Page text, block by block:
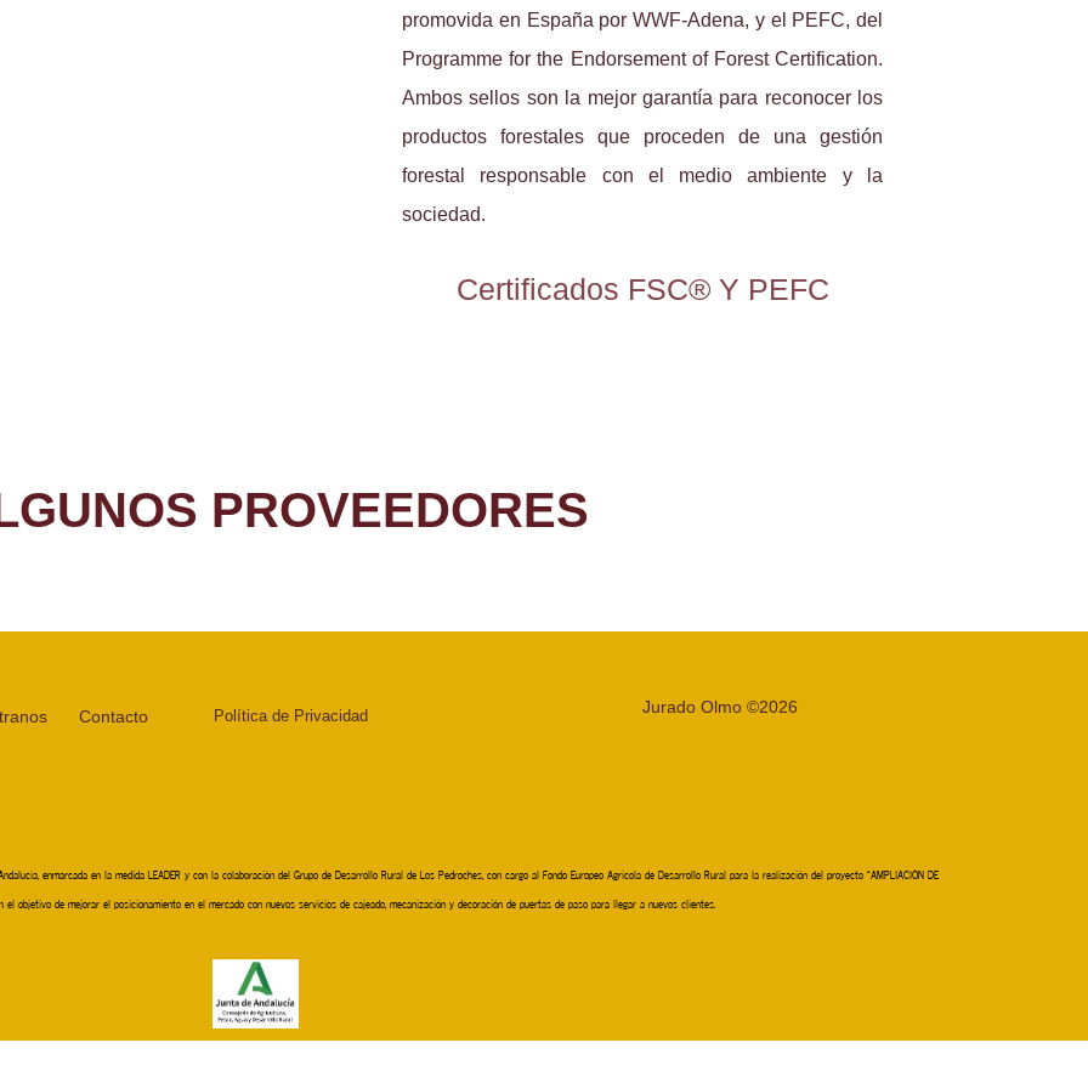
promovida en España por WWF-Adena, y el PEFC, del
Programme for the Endorsement of Forest Certification.
Ambos sellos son la mejor garantía para reconocer los
productos forestales que proceden de una gestión
forestal responsable con el medio ambiente y la
sociedad.
Certificados FSC® Y PEFC
PROVEEDORES
Contacto Política de Privacidad Jurado Olmo ©2026
enmarcada en la medida LEADER y con la colaboración del Grupo de Desarrollo Rural de Los Pedroches, con cargo al Fondo Europeo Agrícola de Desarrollo Rural para la realización del proyecto “AMPLIACIÓN DE
el objetivo de mejorar el posicionamiento en el mercado con nuevos servicios de cajeado, mecanización y decoración de puertas de paso para llegar a nuevos clientes.